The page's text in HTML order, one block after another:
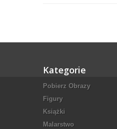
Kategorie
Pobierz Obrazy
Figury
Książki
Malarstwo